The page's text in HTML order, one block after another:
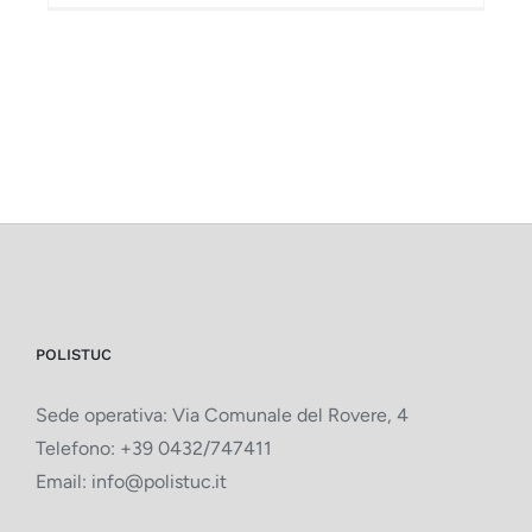
POLISTUC
Sede operativa: Via Comunale del Rovere, 4
Telefono: +39 0432/747411
Email: info@polistuc.it